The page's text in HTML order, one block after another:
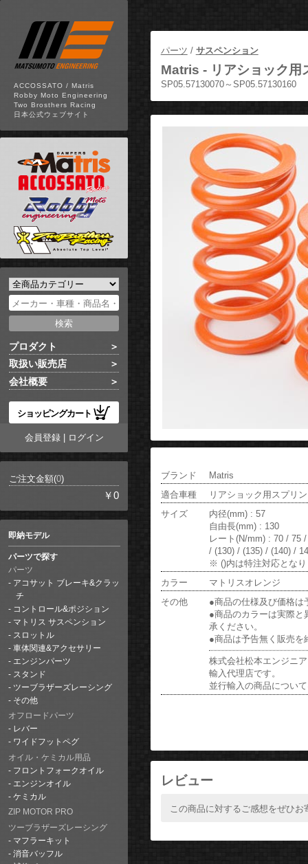
ACCOSSATO / Matris
Robby Moto Engineering
Two Brosthers Racing
日本公式ウェブサイト
プロダクト
取扱い販売店
会社概要
ショッピングカート
会員登録| ログイン
ご注文金額(0)
￥0
即納モデル
パーツで探す
パーツ
アコサット ブレーキ&クラッ
チ
コントロール&ポジション
マトリス サスペンション
スロットル
車体関連&アクセサリー
エンジンパーツ
スタンド
ツーブラザーズレーシング
その他
オフロードパーツ
レバー
ワイドフットペグ
オイル・ケミカル用品
フロントフォークオイル
エンジンオイル
ケミカル
ZIP MOTOR PRO
ツーブラザーズレーシング
マフラーキット
消音バッフル
パーツ / サスペンション
Matris - リアショック
SP05.57130070～SP05.57130160
ブランド
Matris
適合車種
リアショック用スプリ
サイズ
内径(mm) : 57
自由長(mm) : 130
レート(N/mm) : 70 / 75
/ (130) / (135) / (140) /
※ ()内は特注対応とな
カラー
マトリスオレンジ
その他
●商品の仕様及び価格は
●商品のカラーは実際と
承ください。
●商品は予告無く販売を
株式会社松本エンジニ
輸入代理店です。
並行輸入の商品につい
レビュー
この商品に対するご感想をぜひお